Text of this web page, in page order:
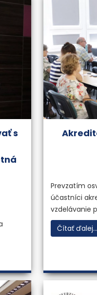
s
Prevzatím
účastníci
vzdelávanie
Čítať ďalej...